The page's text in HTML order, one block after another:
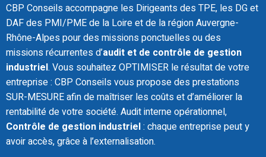
CBP Conseils accompagne les Dirigeants des TPE, les DG et
DAF des PMI/PME de la Loire et de la région Auvergne-
Rhône-Alpes pour des missions ponctuelles ou des
missions récurrentes d’audit et de contrôle de gestion
industriel. Vous souhaitez OPTIMISER le résultat de votre
entreprise : CBP Conseils vous propose des prestations
SUR-MESURE afin de maîtriser les coûts et d’améliorer la
rentabilité de votre société. Audit interne opérationnel,
Contrôle de gestion industriel: chaque entreprise peut y
avoir accès, grâce à l’externalisation.